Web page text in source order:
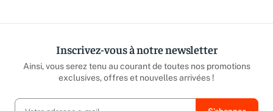
Inscrivez-vous à notre newsletter
Ainsi, vous serez tenu au courant de toutes nos promotions
exclusives, offres et nouvelles arrivées !